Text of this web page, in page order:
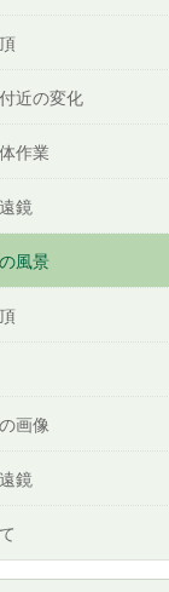
近の変化
作業
鏡
風景
画像
鏡